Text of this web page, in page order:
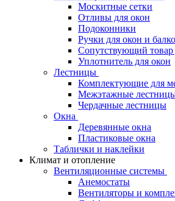
Москитные сетки
Отливы для окон
Подоконники
Ручки для окон и
Сопутствующий
Уплотнитель для окон
Лестницы
Комплектующие для
Межэтажные
Чердачные лестницы
Окна
Деревянные окна
Пластиковые окна
Таблички и наклейки
Климат и отопление
Вентиляционные системы
Анемостаты
Вентиляторы и